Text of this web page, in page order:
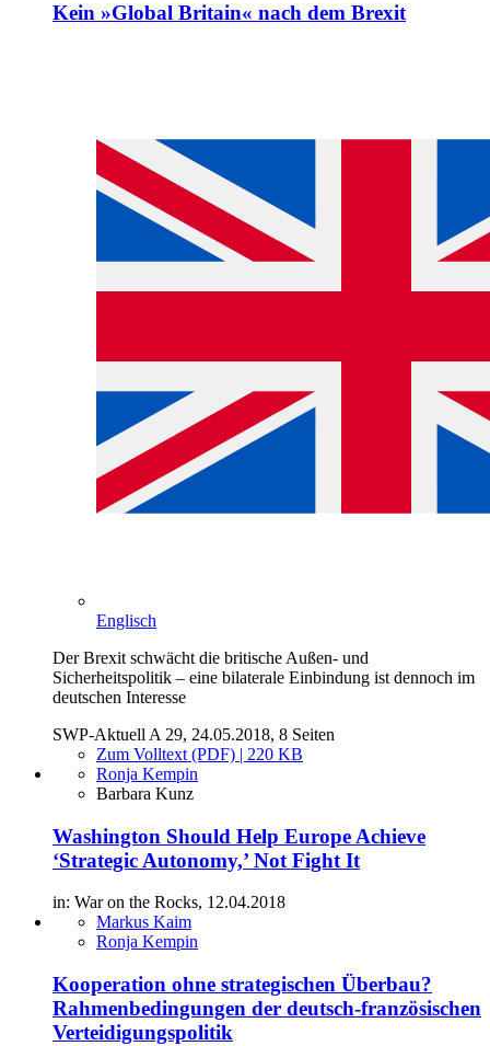
Kein »Global Britain« nach dem Brexit
Englisch
Der Brexit schwächt die britische Außen- und
Sicherheitspolitik – eine bilaterale Einbindung ist dennoch im
deutschen Interesse
SWP-Aktuell A 29, 24.05.2018, 8 Seiten
Zum Volltext (PDF) | 220 KB
Ronja Kempin
Barbara Kunz
Washington Should Help Europe Achieve
‘Strategic Autonomy,’ Not Fight It
in: War on the Rocks, 12.04.2018
Markus Kaim
Ronja Kempin
Kooperation ohne strategischen Überbau?
Rahmenbedingungen der deutsch-französischen
Verteidigungspolitik